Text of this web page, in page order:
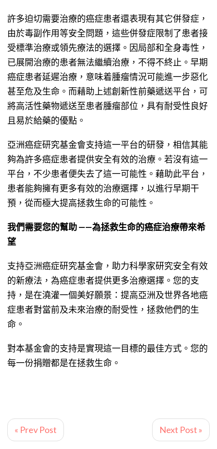
許多迫切需要治療的癌症患者還表現有其它併發症，
由於毒副作用等安全問題，這些併發症限制了患者接
受標準治療或領先療法的選擇。因局部和全身毒性，
已展開治療的患者無法繼續治療，不得不終止。早期
癌症患者延遲治療，意味着腫瘤情況可能進一步惡化
甚至危及生命。而藉助上述創新性前藥遞送平台，可
將高活性藥物遞送至患者腫瘤部位，具有耐受性良好
且易於給藥的優點。
亞洲癌症研究基金會支持這一平台的研發，相信其能
夠為許多癌症患者提供安全有效的治療。若沒有這一
平台，不少患者便失去了這一可能性。藉助此平台，
患者能夠擁有更多有效的治療選擇，以進行早期干
預，從而極大提高拯救生命的可能性。
我們需要您的幫助 ——為拯救生命的癌症治療帶來希
望
支持亞洲癌症研究基金會，助力科學家研究安全有效
的新療法，為癌症患者提供更多治療選擇。您的支
持，是在澆灌一個美好願景：提高亞洲及世界各地癌
症患者對當前及未來治療的耐受性，拯救他們的生
命。
對本基金會的支持是實現這一目標的最佳方式。您的
每一份捐贈都是在拯救生命。
« Prev Post Next Post »